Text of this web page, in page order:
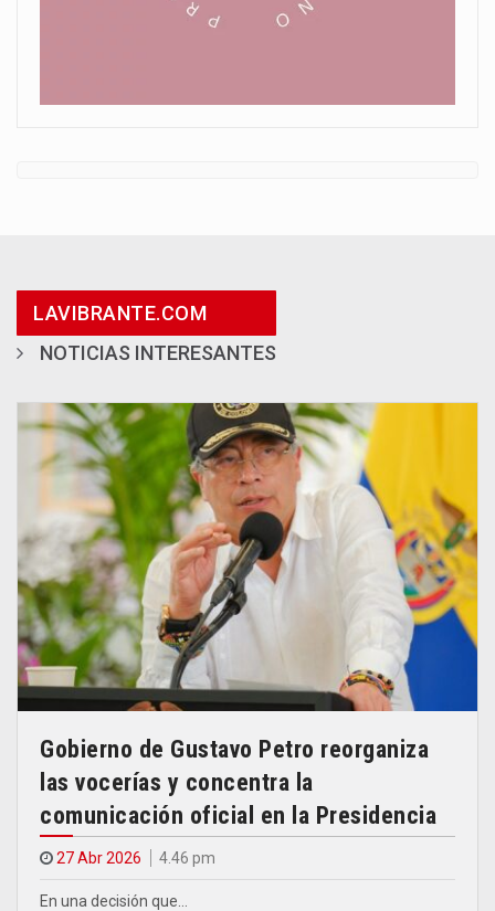
LAVIBRANTE.COM
NOTICIAS INTERESANTES
Gobierno de Gustavo Petro reorganiza
las vocerías y concentra la
comunicación oficial en la Presidencia
27 Abr 2026 4.46 pm
En una decisión que…